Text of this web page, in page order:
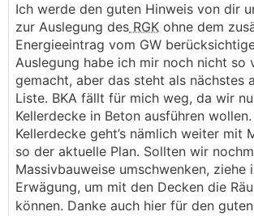
Ich werde den guten Hinweis von dir
zur Auslegung des RGK ohne dem
Energieeintrag vom GW
Auslegung habe ich mir noch nicht so
gemacht, aber das steht als nächstes
Liste. BKA fällt für mich weg, da wir
Kellerdecke in Beton ausführen
Kellerdecke geht’s nämlich weiter mit
so der aktuelle Plan. Sollten wir
Massivbauweise umschwenken, ziehe
Erwägung, um mit den Decken die
können. Danke auch hier für den